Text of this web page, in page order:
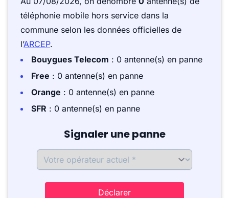
téléphonie mobile hors service dans la
commune selon les données officielles de
l’ARCEP.
Bouygues Telecom : 0 antenne(s) en panne
Free : 0 antenne(s) en panne
Orange : 0 antenne(s) en panne
SFR : 0 antenne(s) en panne
Signaler une panne
Déclarer